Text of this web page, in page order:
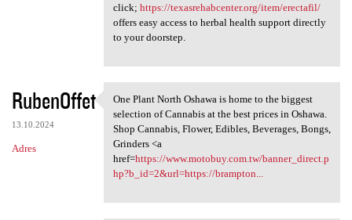
click; https://texasrehabcenter.org/item/erectafil/
offers easy access to herbal health support directly
to your doorstep.
RubenOffet
13.10.2024
Adres
One Plant North Oshawa is
One Plant North Oshawa is home to the biggest
selection of Cannabis at the best prices in Oshawa.
Shop Cannabis, Flower, Edibles, Beverages, Bongs,
Grinders <a
href=https://www.motobuy.com.tw/banner_direct.p
hp?b_id=2&url=https://brampton...